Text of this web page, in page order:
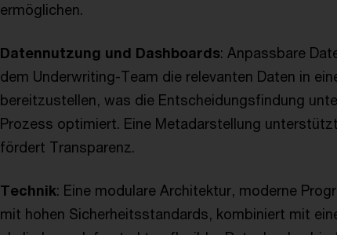
ermöglichen.
Datennutzung und Dashboards: Anpassbare
dem Underwriting-Team die relevanten Daten in
bereitzustellen, was die Entscheidungsfindung
Prozess optimiert. Eine Metadarstellung
fördert Transparenz.
Technik: Eine modulare Architektur, moderne
mit hohen Sicherheitsstandards, kombiniert mit